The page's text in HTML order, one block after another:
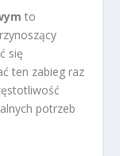
to
się
ten zabieg raz
potrzeb